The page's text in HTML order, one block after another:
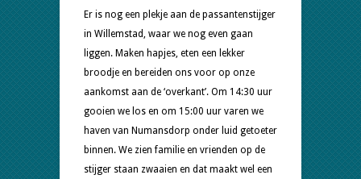
Er is nog een plekje aan de passantenstijger
in Willemstad, waar we nog even gaan
liggen. Maken hapjes, eten een lekker
broodje en bereiden ons voor op onze
aankomst aan de ‘overkant’. Om 14:30 uur
gooien we los en om 15:00 uur varen we
haven van Numansdorp onder luid getoeter
binnen. We zien familie en vrienden op de
stijger staan zwaaien en dat maakt wel een